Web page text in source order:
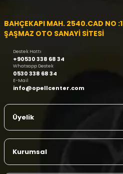
BAHÇEKAPI MAH. 2540.CAD NO
ŞAŞMAZ OTO SANAYİ SİTESİ
Destek Hattı
+90530 338 68 34
Whatsapp Destek
0530 338 68 34
E-Mail
info@opellcenter.com
Üyelik
Kurumsal